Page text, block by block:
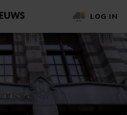
LOG IN